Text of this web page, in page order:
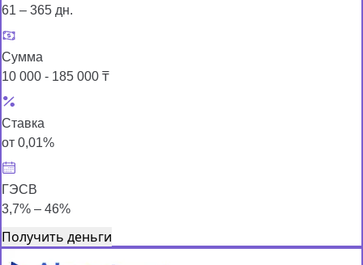
61 – 365 дн.
Сумма
10 000 - 185 000 ₸
Ставка
от 0,01%
ГЭСВ
3,7% – 46%
Получить деньги